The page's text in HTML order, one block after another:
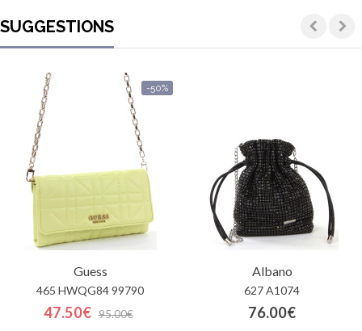
SUGGESTIONS
-50%
Guess
465 HWQG84 99790
47.50€ 95.00€
Albano
627 A1074
76.00€